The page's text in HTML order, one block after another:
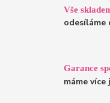
Vše
odesíláme
Garance
máme